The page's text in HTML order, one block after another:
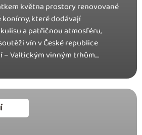
května prostory renovované
konírny, které dodávají
a patřičnou atmosféru,
vín v České republice
Valtickým vinným trhům....